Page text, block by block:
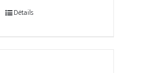
Détails